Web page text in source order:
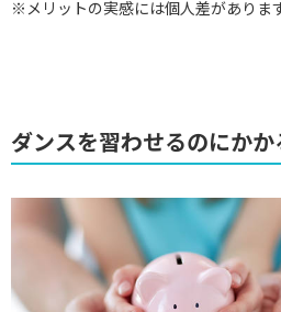
※メリットの実感には個人差がありま
ダンスを習わせるのにか